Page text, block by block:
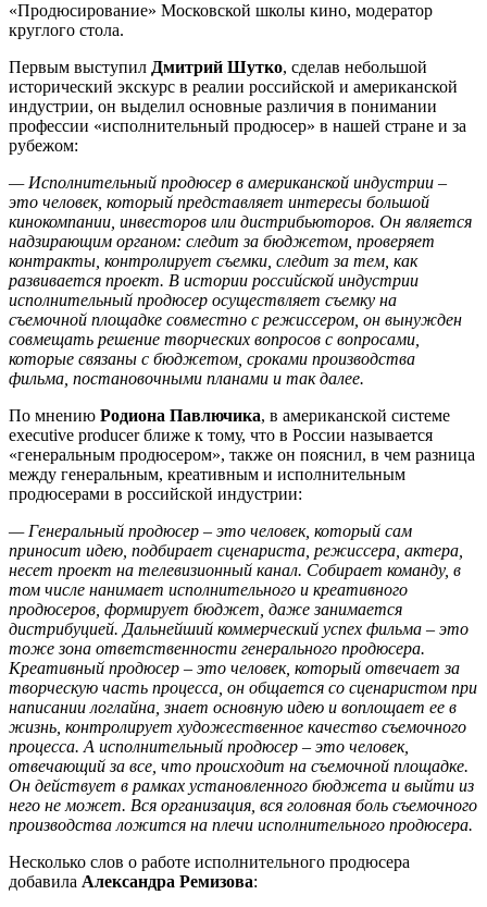
«Продюсирование» Московской школы кино, модератор
круглого стола.
Первым выступил Дмитрий Шутко, сделав небольшой
исторический экскурс в реалии российской и американской
индустрии, он выделил основные различия в понимании
профессии «исполнительный продюсер» в нашей стране и за
рубежом:
—Исполнительный продюсер в американской индустрии –
это человек, который представляет интересы большой
кинокомпании, инвесторов или дистрибьюторов. Он является
надзирающим органом: следит за бюджетом, проверяет
контракты, контролирует съемки, следит за тем, как
развивается проект. В истории российской индустрии
исполнительный продюсер осуществляет съемку на
съемочной площадке совместно с режиссером, он вынужден
совмещать решение творческих вопросов с вопросами,
которые связаны с бюджетом, сроками производства
фильма, постановочными планами и так далее.
По мнению Родиона Павлючика, в американской системе
executive producer ближе к тому, что в России называется
«генеральным продюсером», также он пояснил, в чем разница
между генеральным, креативным и исполнительным
продюсерами в российской индустрии:
—Генеральный продюсер – это человек, который сам
приносит идею, подбирает сценариста, режиссера, актера,
несет проект на телевизионный канал. Собирает команду, в
том числе нанимает исполнительного и креативного
продюсеров, формирует бюджет, даже занимается
дистрибуцией. Дальнейший коммерческий успех фильма – это
тоже зона ответственности генерального продюсера.
Креативный продюсер – это человек, который отвечает за
творческую часть процесса, он общается со сценаристом при
написании логлайна, знает основную идею и воплощает ее в
жизнь, контролирует художественное качество съемочного
процесса. А исполнительный продюсер – это человек,
отвечающий за все, что происходит на съемочной площадке.
Он действует в рамках установленного бюджета и выйти из
него не может. Вся организация, вся головная боль съемочного
производства ложится на плечи исполнительного продюсера.
Несколько слов о работе исполнительного продюсера
добавила Александра Ремизова: